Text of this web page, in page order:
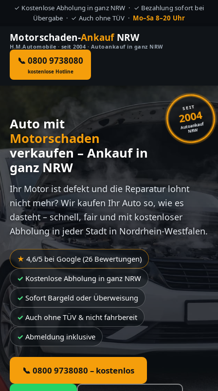
✓ Kostenlose Abholung in ganz NRW · ✓ Bezahlung sofort bei
Übergabe · ✓ Auch ohne TÜV · Mo–Sa 8–20 Uhr
Motorschaden-AnkaufNRW
H.M.Automobile · seit 2004 · Autoankauf in ganz NRW
📞 0800 9738080
kostenlose Hotline
SEIT
2004
Autoankauf
NRW
Auto mit
Motorschaden
verkaufen – Ankauf in
ganz NRW
Ihr Motor ist defekt und die Reparatur lohnt
nicht mehr? Wir kaufen Ihr Auto so, wie es
dasteht – schnell, fair und mit kostenloser
Abholung in jeder Stadt in Nordrhein-Westfalen.
4,6/5 bei Google (26 Bewertungen)
Kostenlose Abholung in ganz NRW
Sofort Bargeld oder Überweisung
Auch ohne TÜV & nicht fahrbereit
Abmeldung inklusive
📞 0800 9738080 – kostenlos